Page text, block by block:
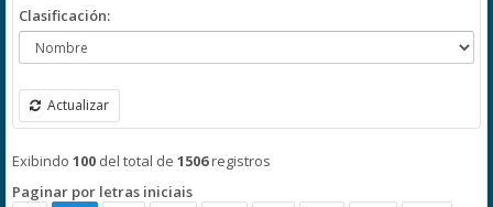
Clasificación:
Actualizar
Exibindo 100 del total de 1506registros
Paginar por letras iniciais